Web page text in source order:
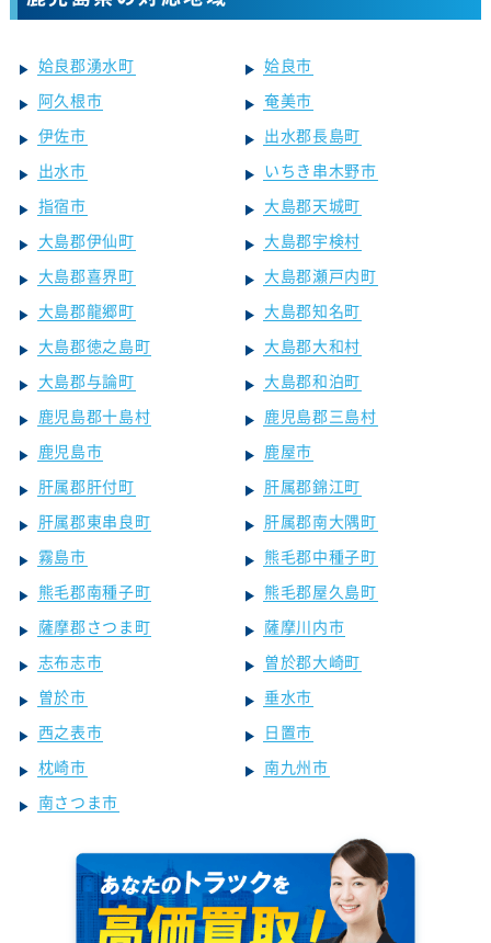
姶良郡湧水町
姶良市
阿久根市
奄美市
伊佐市
出水郡長島町
出水市
いちき串木野市
指宿市
大島郡天城町
大島郡伊仙町
大島郡宇検村
大島郡喜界町
大島郡瀬戸内町
大島郡龍郷町
大島郡知名町
大島郡徳之島町
大島郡大和村
大島郡与論町
大島郡和泊町
鹿児島郡十島村
鹿児島郡三島村
鹿児島市
鹿屋市
肝属郡肝付町
肝属郡錦江町
肝属郡東串良町
肝属郡南大隅町
霧島市
熊毛郡中種子町
熊毛郡南種子町
熊毛郡屋久島町
薩摩郡さつま町
薩摩川内市
志布志市
曽於郡大崎町
曽於市
垂水市
西之表市
日置市
枕崎市
南九州市
南さつま市